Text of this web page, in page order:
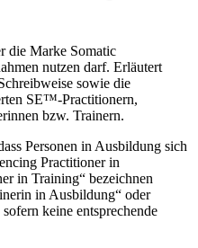
die Marke Somatic
nutzen darf. Erläutert
sowie die
SE™-Practitionern,
bzw. Trainern.
Personen in Ausbildung sich
Practitioner in
in Training“ bezeichnen
in Ausbildung“ oder
keine entsprechende